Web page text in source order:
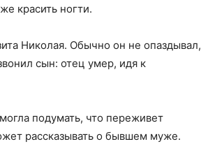
красить ногти.
Николая. Обычно он не опаздывал,
сын: отец умер, идя к
подумать, что переживет
рассказывать о бывшем муже.